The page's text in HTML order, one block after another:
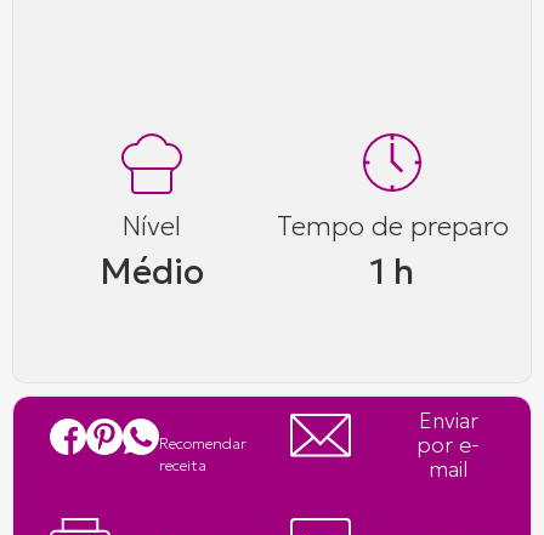
Nível
Médio
Tempo de preparo
1 h
Recomendar
receita
Enviar
por e-
mail